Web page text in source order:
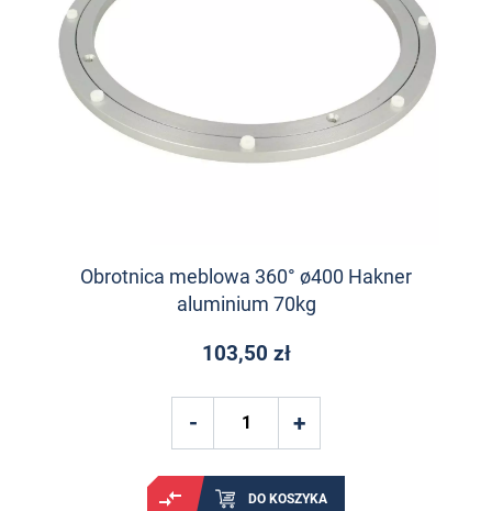
Obrotnica meblowa 360° ø400 Hakner
aluminium 70kg
103,50 zł
DO KOSZYKA